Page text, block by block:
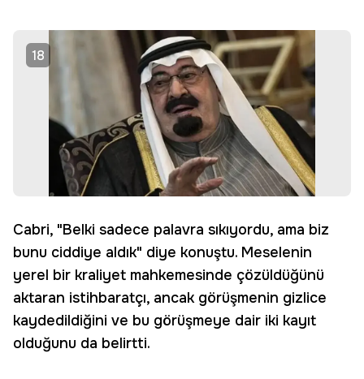
18
Cabri, "Belki sadece palavra sıkıyordu, ama biz
bunu ciddiye aldık" diye konuştu. Meselenin
yerel bir kraliyet mahkemesinde çözüldüğünü
aktaran istihbaratçı, ancak görüşmenin gizlice
kaydedildiğini ve bu görüşmeye dair iki kayıt
olduğunu da belirtti.